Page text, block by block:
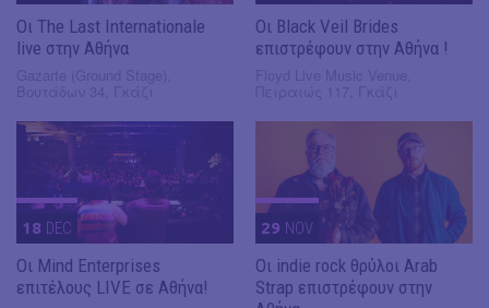
Οι The Last Internationale
live στην Αθήνα
Οι Black Veil Brides
επιστρέφουν στην Αθήνα !
18 DEC
Οι Mind Enterprises
επιτέλους LIVE σε Αθήνα!
29 NOV
Οι indie rock θρύλοι Arab
Strap επιστρέφουν στην